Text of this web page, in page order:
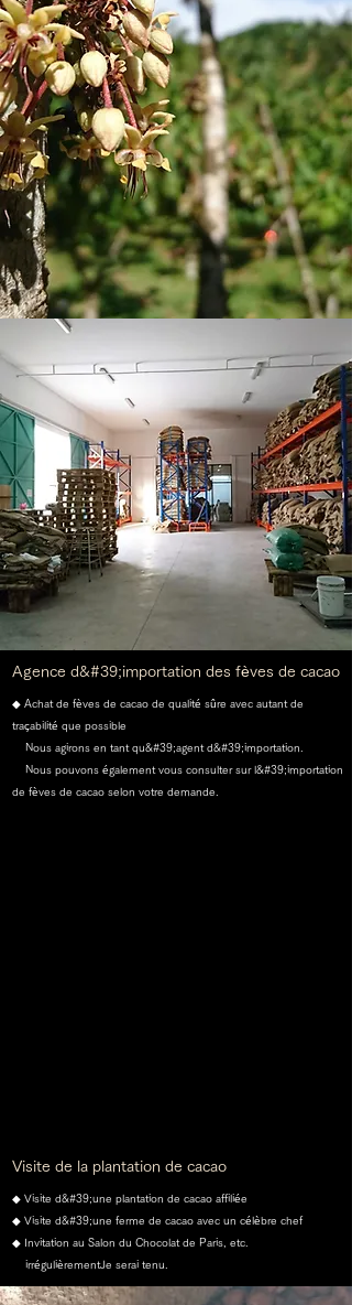
Agence d&#39;importation des fèves de cacao
◆ Achat de fèves de cacao de qualité sûre avec autant de
traçabilité que possible
Nous agirons en tant qu&#39;agent d&#39;importation.
Nous pouvons également vous consulter sur l&#39;importation
de fèves de cacao selon votre demande.
Visite de la plantation de cacao
◆ Visite d&#39;une plantation de cacao affiliée
◆ Visite d&#39;une ferme de cacao avec un célèbre chef
◆ Invitation au Salon du Chocolat de Paris, etc.
irrégulièrementJe serai tenu.